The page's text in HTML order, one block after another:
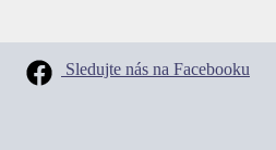
Sledujte nás na Facebooku